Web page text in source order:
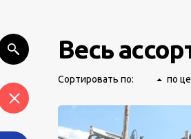
Весь
Сортировать по: по